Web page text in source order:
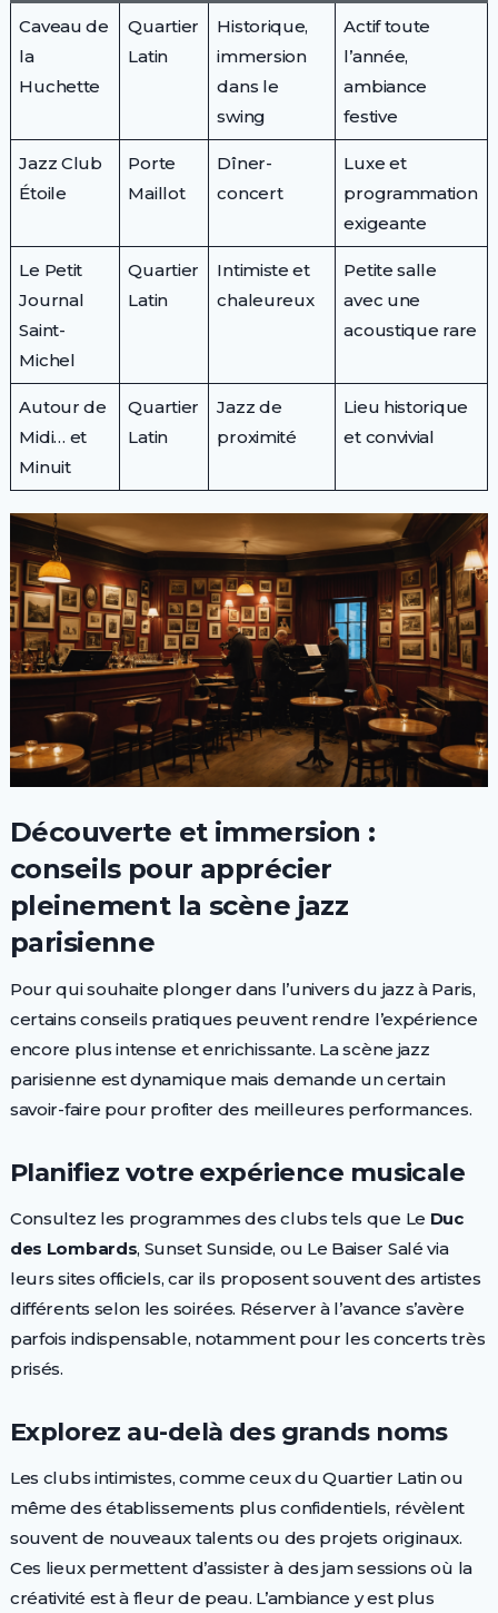
Caveau de
la
Huchette
Quartier
Latin
Historique,
immersion
dans le
swing
Actif toute
l’année,
ambiance
festive
Jazz Club
Étoile
Porte
Maillot
Dîner-
concert
Luxe et
programmation
exigeante
Le Petit
Journal
Saint-
Michel
Quartier
Latin
Intimiste et
chaleureux
Petite salle
avec une
acoustique rare
Autour de
Midi… et
Minuit
Quartier
Latin
Jazz de
proximité
Lieu historique
et convivial
Découverte et immersion :
conseils pour apprécier
pleinement la scène jazz
parisienne
Pour qui souhaite plonger dans l’univers du jazz à Paris,
certains conseils pratiques peuvent rendre l’expérience
encore plus intense et enrichissante. La scène jazz
parisienne est dynamique mais demande un certain
savoir-faire pour profiter des meilleures performances.
Planifiez votre expérience musicale
Consultez les programmes des clubs tels que Le Duc
des Lombards, Sunset Sunside, ou Le Baiser Salé via
leurs sites officiels, car ils proposent souvent des artistes
différents selon les soirées. Réserver à l’avance s’avère
parfois indispensable, notamment pour les concerts très
prisés.
Explorez au-delà des grands noms
Les clubs intimistes, comme ceux du Quartier Latin ou
même des établissements plus confidentiels, révèlent
souvent de nouveaux talents ou des projets originaux.
Ces lieux permettent d’assister à des jam sessions où la
créativité est à fleur de peau. L’ambiance y est plus